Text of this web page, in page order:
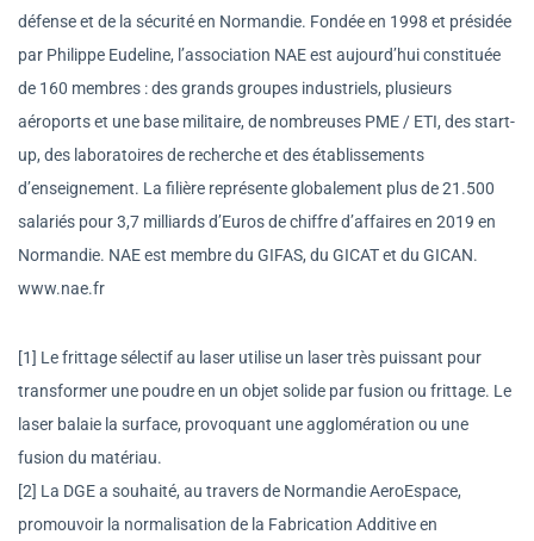
défense et de la sécurité en Normandie. Fondée en 1998 et présidée
par Philippe Eudeline, l’association NAE est aujourd’hui constituée
de 160 membres : des grands groupes industriels, plusieurs
aéroports et une base militaire, de nombreuses PME / ETI, des start-
up, des laboratoires de recherche et des établissements
d’enseignement. La filière représente globalement plus de 21.500
salariés pour 3,7 milliards d’Euros de chiffre d’affaires en 2019 en
Normandie. NAE est membre du GIFAS, du GICAT et du GICAN.
www.nae.fr
[1] Le frittage sélectif au laser utilise un laser très puissant pour
transformer une poudre en un objet solide par fusion ou frittage. Le
laser balaie la surface, provoquant une agglomération ou une
fusion du matériau.
[2] La DGE a souhaité, au travers de Normandie AeroEspace,
promouvoir la normalisation de la Fabrication Additive en